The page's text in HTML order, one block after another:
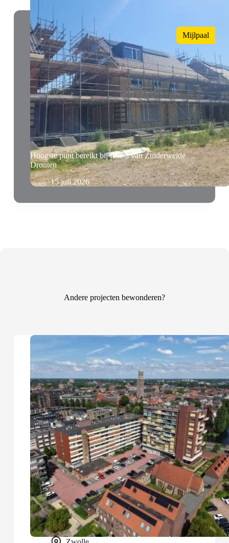
Mijlpaal
Hoogste punt bereikt bij fase 3 van Zuiderweide
Dronten
15 juli 2026
Andere projecten bewonderen?